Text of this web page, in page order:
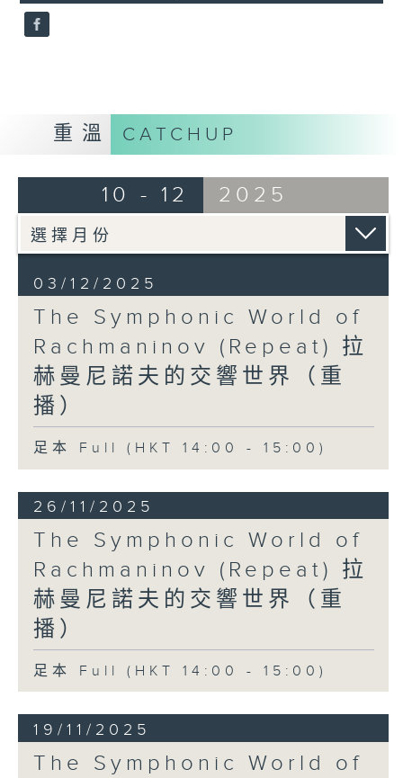
重溫 CATCHUP
10 - 12 2025
03/12/2025
The Symphonic World of
Rachmaninov (Repeat) 拉
赫曼尼諾夫的交響世界（重
播）
足本 Full (HKT 14:00 - 15:00)
26/11/2025
The Symphonic World of
Rachmaninov (Repeat) 拉
赫曼尼諾夫的交響世界（重
播）
足本 Full (HKT 14:00 - 15:00)
19/11/2025
The Symphonic World of